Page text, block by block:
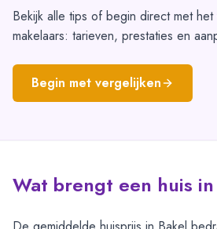
Bekijk alle tips of begin direct met het
makelaars: tarieven, prestaties en
Begin met vergelijken
Wat brengt een huis